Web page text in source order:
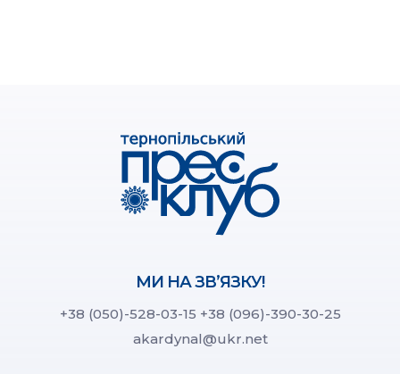
МИ НА ЗВ’ЯЗКУ!
+38 (050)-528-03-15 +38 (096)-390-30-25
akardynal@ukr.net